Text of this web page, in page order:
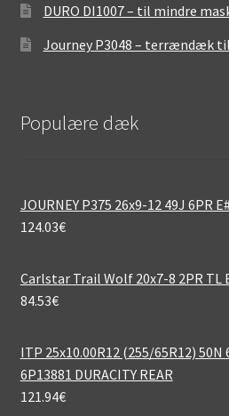
DURO DI1007 – til mindre
Journey P3048 – terrændæk til
Populære dæk
JOURNEY P375 26x9-12 49J 6PR
124.03€
Carlstar Trail Wolf 20x7-8 2PR TL
84.53€
ITP 25x10.00R12 (255/65R12) 50N
6P13881 DURACITY REAR
121.94€